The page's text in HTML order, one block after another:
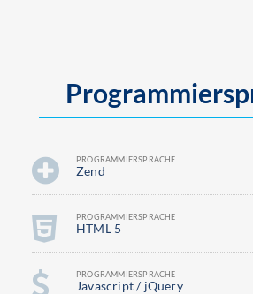
PROGRAMMIERSPRACHE
Zend
PROGRAMMIERSPRACHE
HTML 5
PROGRAMMIERSPRACHE
Javascript / jQuery